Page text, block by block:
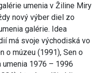
umenia v Žiline Miry
nový výber diel zo
galérie. Idea
má svoje východiská vo
o múzeu (1991), Sen o
umenia 1976 – 1996